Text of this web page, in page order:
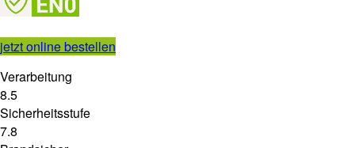
jetzt online bestellen
Verarbeitung
8.5
Sicherheitsstufe
7.8